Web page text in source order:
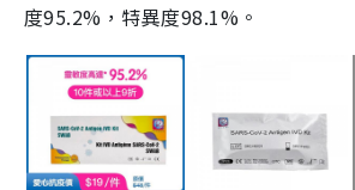
度95.2%，特異度98.1%。